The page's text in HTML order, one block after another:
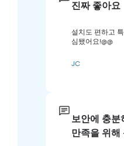
진짜 좋아요
설치도 편하고
심됐어요!@@
JC
보안에 충분
만족을 위해